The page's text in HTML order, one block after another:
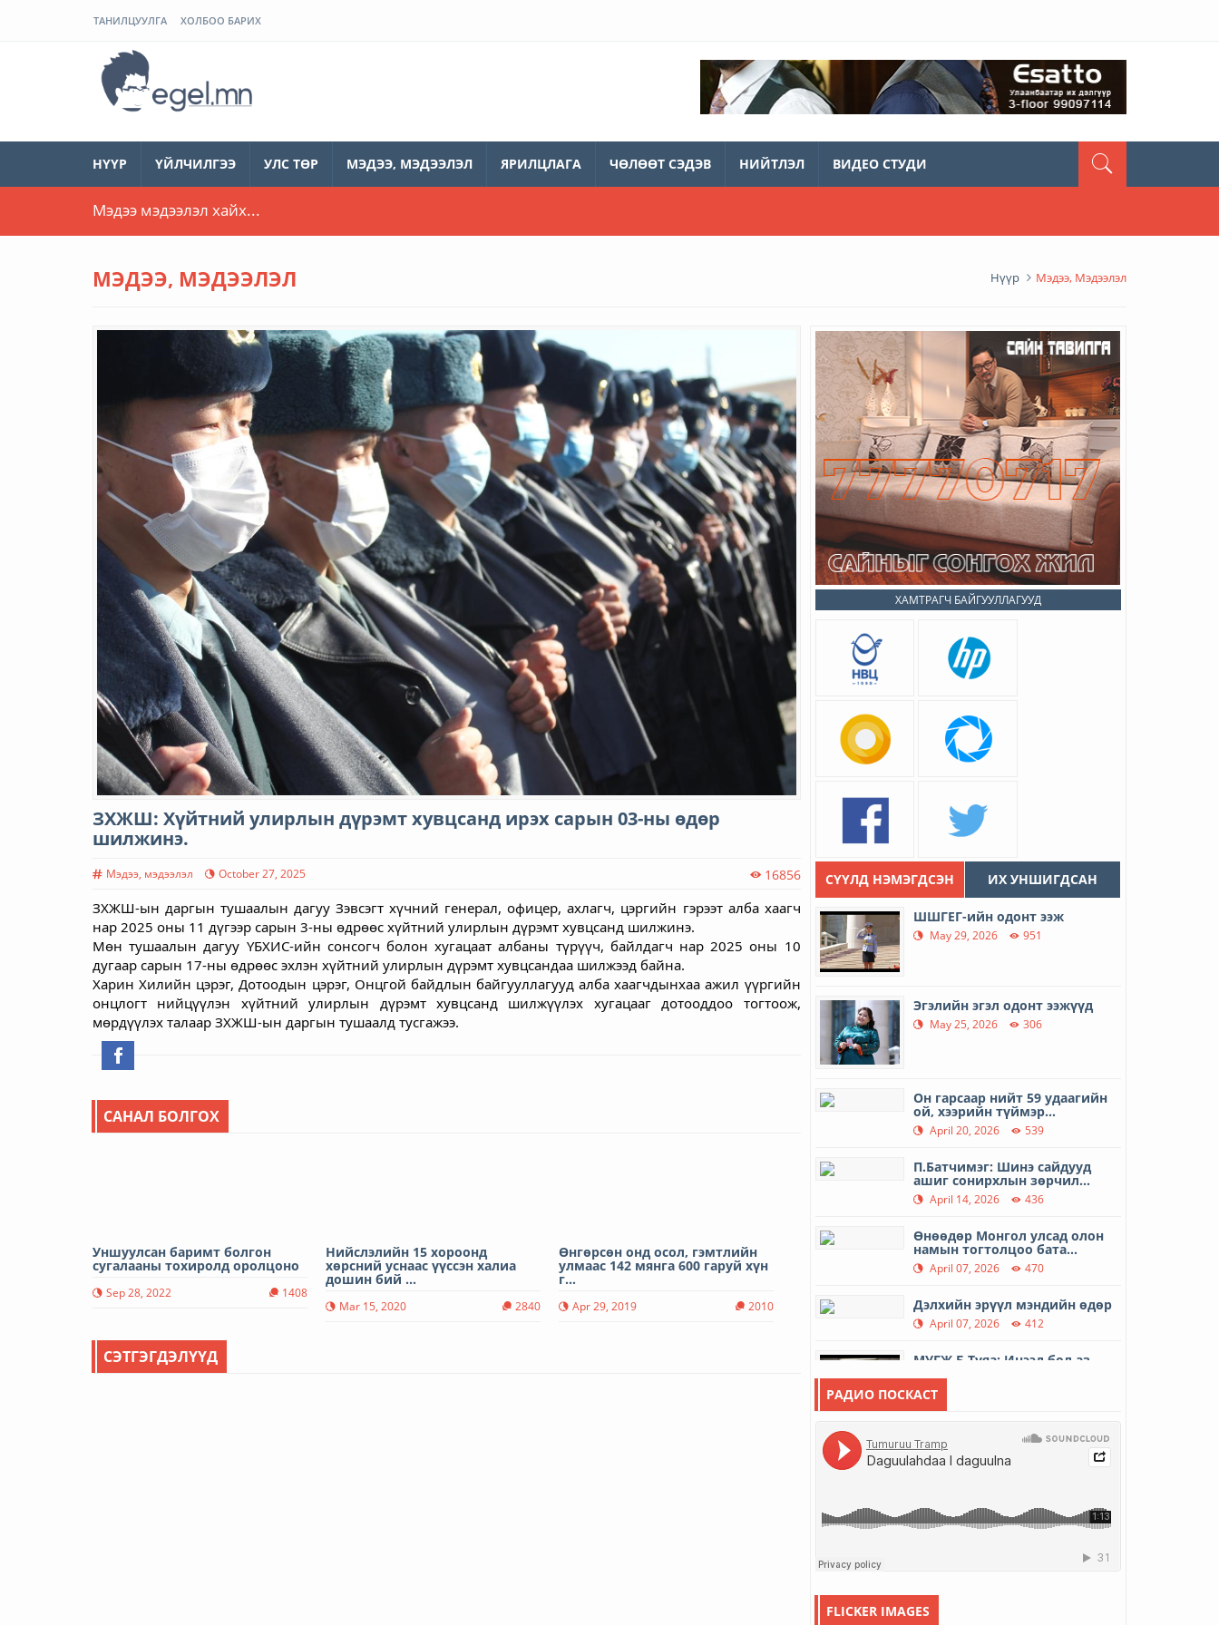
ТАНИЛЦУУЛГА ХОЛБОО БАРИХ
НҮҮР ҮЙЛЧИЛГЭЭ УЛС ТӨР МЭДЭЭ, МЭДЭЭЛЭЛ ЯРИЛЦЛАГА ЧӨЛӨӨТ СЭДЭВ НИЙТЛЭЛ ВИДЕО СТУДИ
МЭДЭЭ, МЭДЭЭЛЭЛ Нүүр Мэдээ, Мэдээлэл
ЗХЖШ: Хүйтний улирлын дүрэмт хувцсанд ирэх сарын 03-ны өдөр
шилжинэ.
Мэдээ, мэдээлэл October 27, 2025 16856
ЗХЖШ-ын даргын тушаалын дагуу Зэвсэгт хүчний генерал, офицер, ахлагч, цэргийн гэрээт алба хаагч
нар 2025 оны 11 дүгээр сарын 3-ны өдрөөс хүйтний улирлын дүрэмт хувцсанд шилжинэ.
Мөн тушаалын дагуу ҮБХИС-ийн сонсогч болон хугацаат албаны түрүүч, байлдагч нар 2025 оны 10
дугаар сарын 17-ны өдрөөс эхлэн хүйтний улирлын дүрэмт хувцсандаа шилжээд байна.
Харин Хилийн цэрэг, Дотоодын цэрэг, Онцгой байдлын байгууллагууд алба хаагчдынхаа ажил үүргийн
онцлогт нийцүүлэн хүйтний улирлын дүрэмт хувцсанд шилжүүлэх хугацааг дотооддоо тогтоож,
мөрдүүлэх талаар ЗХЖШ-ын даргын тушаалд тусгажээ.
САНАЛ БОЛГОХ
Уншуулсан баримт болгон
сугалааны тохиролд оролцоно
Sep 28, 2022 1408
Нийслэлийн 15 хороонд
хөрсний уснаас үүссэн халиа
дошин бий ...
Mar 15, 2020 2840
Өнгөрсөн онд осол, гэмтлийн
улмаас 142 мянга 600 гаруй хүн
г...
Apr 29, 2019 2010
СЭТГЭГДЭЛҮҮД
ХАМТРАГЧ БАЙГУУЛЛАГУУД
СҮҮЛД НЭМЭГДСЭН ИХ УНШИГДСАН
ШШГЕГ-ийн одонт ээж
May 29, 2026 951
Эгэлийн эгэл одонт ээжүүд
May 25, 2026 306
Он гарсаар нийт 59 удаагийн
ой, хээрийн түймэр...
April 20, 2026 539
П.Батчимэг: Шинэ сайдууд
ашиг сонирхлын зөрчил...
April 14, 2026 436
Өнөөдөр Монгол улсад олон
намын тогтолцоо бата...
April 07, 2026 470
Дэлхийн эрүүл мэндийн өдөр
April 07, 2026 412
МУГЖ Б.Туяа: Инээд бол аз
April 01, 2026
Гэр хорооллын айл өрхийн
шөнийн цахилгааны тар...
12 иргэний амь насыг авран
хамгаалав
харих замыг гэргий...
March 06, 2026
РАДИО ПОСКАСТ
FLICKER IMAGES